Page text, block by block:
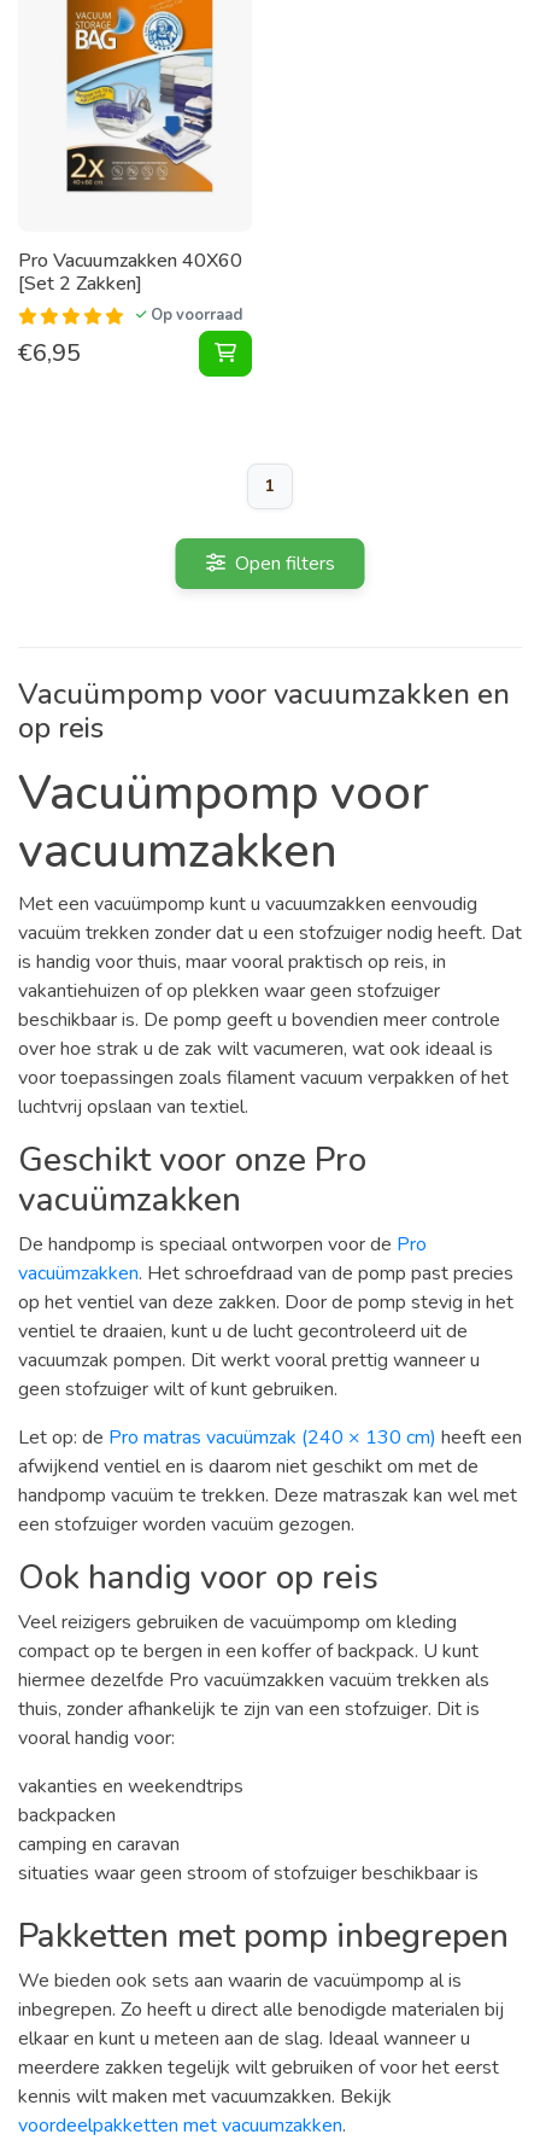
Pro Vacuumzakken 40X60
[Set 2 Zakken]
Op voorraad
€6,95 Vacuumzakken 40X60 [Set 2
1
Open filters
Vacuümpomp voor vacuumzakken en
op reis
Vacuümpomp voor
vacuumzakken
Met een vacuümpomp kunt u vacuumzakken eenvoudig
vacuüm trekken zonder dat u een stofzuiger nodig heeft. Dat
is handig voor thuis, maar vooral praktisch op reis, in
vakantiehuizen of op plekken waar geen stofzuiger
beschikbaar is. De pomp geeft u bovendien meer controle
over hoe strak u de zak wilt vacumeren, wat ook ideaal is
voor toepassingen zoals filament vacuum verpakken of het
luchtvrij opslaan van textiel.
Geschikt voor onze Pro
vacuümzakken
De handpomp is speciaal ontworpen voor de Pro
vacuümzakken. Het schroefdraad van de pomp past precies
op het ventiel van deze zakken. Door de pomp stevig in het
ventiel te draaien, kunt u de lucht gecontroleerd uit de
vacuumzak pompen. Dit werkt vooral prettig wanneer u
geen stofzuiger wilt of kunt gebruiken.
Let op: de Pro matras vacuümzak (240 × 130 cm) heeft een
afwijkend ventiel en is daarom niet geschikt om met de
handpomp vacuüm te trekken. Deze matraszak kan wel met
een stofzuiger worden vacuüm gezogen.
Ook handig voor op reis
Veel reizigers gebruiken de vacuümpomp om kleding
compact op te bergen in een koffer of backpack. U kunt
hiermee dezelfde Pro vacuümzakken vacuüm trekken als
thuis, zonder afhankelijk te zijn van een stofzuiger. Dit is
vooral handig voor:
vakanties en weekendtrips
backpacken
camping en caravan
situaties waar geen stroom of stofzuiger beschikbaar is
Pakketten met pomp inbegrepen
We bieden ook sets aan waarin de vacuümpomp al is
inbegrepen. Zo heeft u direct alle benodigde materialen bij
elkaar en kunt u meteen aan de slag. Ideaal wanneer u
meerdere zakken tegelijk wilt gebruiken of voor het eerst
kennis wilt maken met vacuumzakken. Bekijk
voordeelpakketten met vacuumzakken.